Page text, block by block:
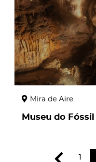
Mira de Aire
Museu do Fóssil
1